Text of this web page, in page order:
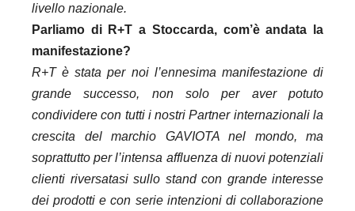
livello nazionale.
Parliamo di R+T a Stoccarda, com’è andata la
manifestazione?
R+T è stata per noi l’ennesima manifestazione di
grande successo, non solo per aver potuto
condividere con tutti i nostri Partner internazionali la
crescita del marchio GAVIOTA nel mondo, ma
soprattutto per l’intensa affluenza di nuovi potenziali
clienti riversatasi sullo stand con grande interesse
dei prodotti e con serie intenzioni di collaborazione